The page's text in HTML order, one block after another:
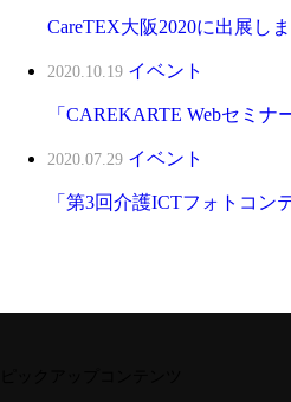
CareTEX大阪2020に出展し
2020.10.19 イベント
「CAREKARTE Webセミナ
2020.07.29 イベント
「第3回介護ICTフォトコン